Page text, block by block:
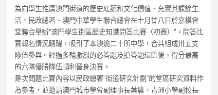
為向學生推廣澳門街道的歷史底蘊和文化價值、充實其課餘生
活，民政總署、澳門中華學生聯合總會在十月廿八日於嘉模會
堂聯合舉辦“澳門學生街區歷史知識問答比賽（初賽）”。問答比
賽報名情況踴躍，吸引了本澳逾二十所中學，合共組成卅五支
隊伍參與。經過多輪激烈的必答題及搶答題環節後，得分最高
的六隊優勝隊伍順利晉身決賽。
是次問題比賽內容以民政總署“街道研究計劃”的堂區研究資料作
為參考，並邀請澳門城市學會副理事長葉農、青洲小學副校長